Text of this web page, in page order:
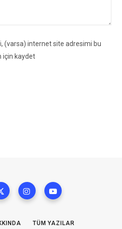
(varsa) internet site adresimi bu
için kaydet
TÜM YAZILAR